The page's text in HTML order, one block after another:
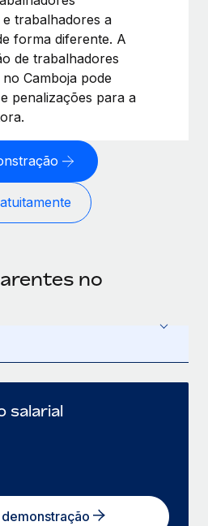
trabalhadores a
forma diferente. A
de trabalhadores
Camboja pode
penalizações para a
no
salarial